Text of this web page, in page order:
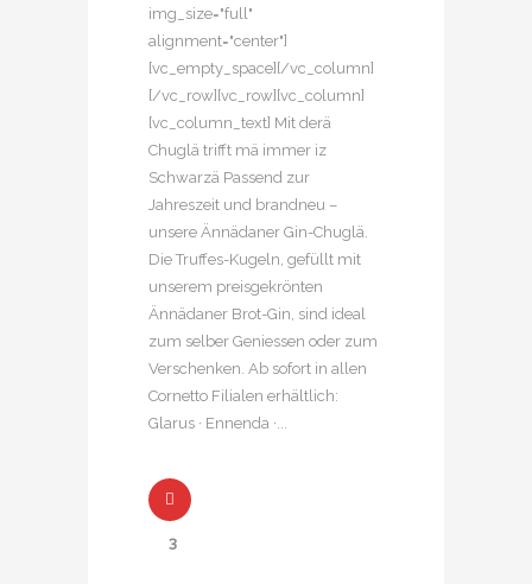
img_size="full"
alignment="center"]
[vc_empty_space][/vc_column]
[/vc_row][vc_row][vc_column]
[vc_column_text] Mit derä
Chuglä trifft mä immer iz
Schwarzä Passend zur
Jahreszeit und brandneu –
unsere Ännädaner Gin-Chuglä.
Die Truffes-Kugeln, gefüllt mit
unserem preisgekrönten
Ännädaner Brot-Gin, sind ideal
zum selber Geniessen oder zum
Verschenken. Ab sofort in allen
Cornetto Filialen erhältlich:
Glarus · Ennenda ·...
3